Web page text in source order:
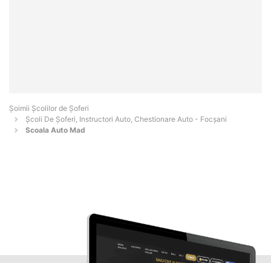
Şoimii Școlilor de Șoferi
Școli De Șoferi, Instructori Auto, Chestionare Auto - Focşani
Scoala Auto Mad